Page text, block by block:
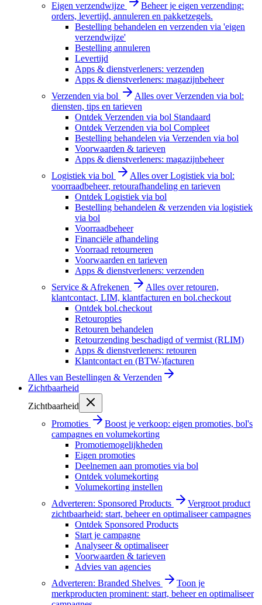
Eigen verzendwijze
Beheer je eigen verzending:
orders, levertijd, annuleren en pakketzegels.
Bestelling behandelen en verzenden via 'eigen
verzendwijze'
Bestelling annuleren
Levertijd
Apps & dienstverleners: verzenden
Apps & dienstverleners: magazijnbeheer
Verzenden via bol
Alles over Verzenden via bol:
diensten, tips en tarieven
Ontdek Verzenden via bol Standaard
Ontdek Verzenden via bol Compleet
Bestelling behandelen via Verzenden via bol
Voorwaarden & tarieven
Apps & dienstverleners: magazijnbeheer
Logistiek via bol
Alles over Logistiek via bol:
voorraadbeheer, retourafhandeling en tarieven
Ontdek Logistiek via bol
Bestelling behandelen & verzenden via logistiek
via bol
Voorraadbeheer
Financiële afhandeling
Voorraad retourneren
Voorwaarden en tarieven
Apps & dienstverleners: verzenden
Service & Afrekenen
Alles over retouren,
klantcontact, LIM, klantfacturen en bol.checkout
Ontdek bol.checkout
Retouropties
Retouren behandelen
Retourzending beschadigd of vermist (RLIM)
Apps & dienstverleners: retouren
Klantcontact en (BTW-)facturen
Alles van Bestellingen & Verzenden
Zichtbaarheid
Zichtbaarheid
Promoties
Boost je verkoop: eigen promoties, bol's
campagnes en volumekorting
Promotiemogelijkheden
Eigen promoties
Deelnemen aan promoties via bol
Ontdek volumekorting
Volumekorting instellen
Adverteren: Sponsored Products
Vergroot product
zichtbaarheid: start, beheer en optimaliseer campagnes
Ontdek Sponsored Products
Start je campagne
Analyseer & optimaliseer
Voorwaarden & tarieven
Advies van agencies
Adverteren: Branded Shelves
Toon je
merkproducten prominent: start, beheer en optimaliseer